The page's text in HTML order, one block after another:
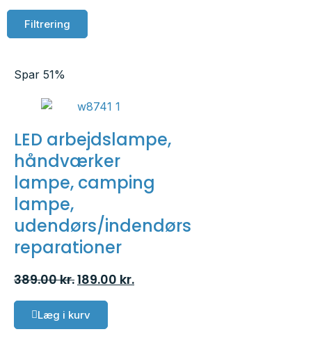
Filtrering
Spar 51%
LED arbejdslampe,
håndværker
lampe, camping
lampe,
udendørs/indendørs
reparationer
389.00kr.189.00 kr.
Læg i kurv